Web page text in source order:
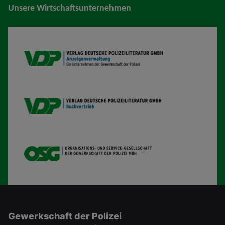
Unsere Wirtschaftsunternehmen
VDP AV
VDP B
OSG
Gewerkschaft der Polizei